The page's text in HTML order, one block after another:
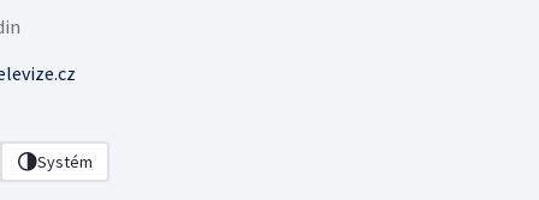
Systém